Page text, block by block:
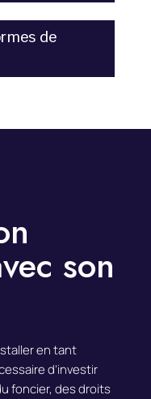
de
son
en tant
d’investir
foncier, des droits